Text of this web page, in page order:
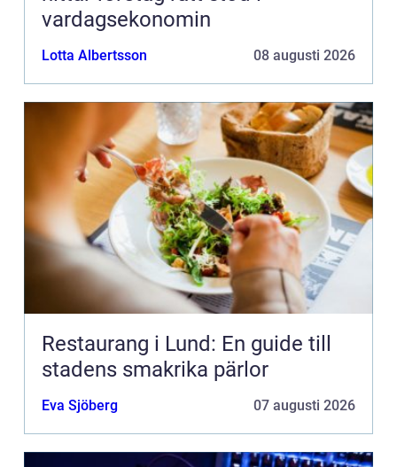
vardagsekonomin
Lotta Albertsson 08 augusti 2026
Restaurang i Lund: En guide till
stadens smakrika pärlor
Eva Sjöberg 07 augusti 2026